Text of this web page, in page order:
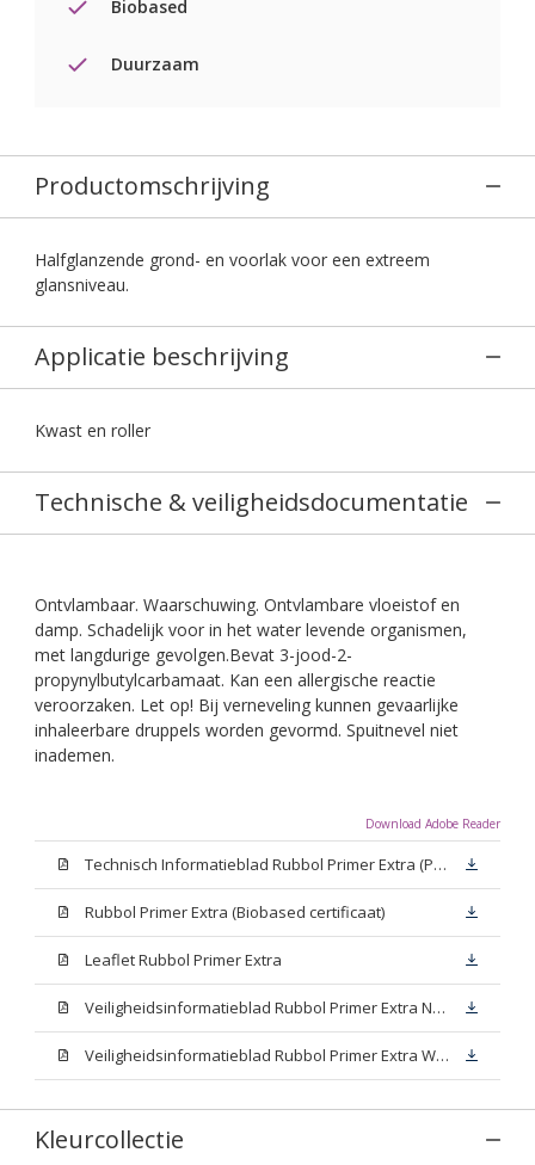
Biobased
Duurzaam
Productomschrijving
Halfglanzende grond- en voorlak voor een extreem
glansniveau.
Applicatie beschrijving
Kwast en roller
Technische & veiligheidsdocumentatie
Ontvlambaar. Waarschuwing. Ontvlambare vloeistof en
damp. Schadelijk voor in het water levende organismen,
met langdurige gevolgen.Bevat 3-jood-2-
propynylbutylcarbamaat. Kan een allergische reactie
veroorzaken. Let op! Bij verneveling kunnen gevaarlijke
inhaleerbare druppels worden gevormd. Spuitnevel niet
inademen.
Download Adobe Reader
Technisch Informatieblad Rubbol Primer Extra (PDF)
Rubbol Primer Extra (Biobased certificaat)
Leaflet Rubbol Primer Extra
Veiligheidsinformatieblad Rubbol Primer Extra N00 (MSDS)
Veiligheidsinformatieblad Rubbol Primer Extra White W05 (MSDS)
Kleurcollectie